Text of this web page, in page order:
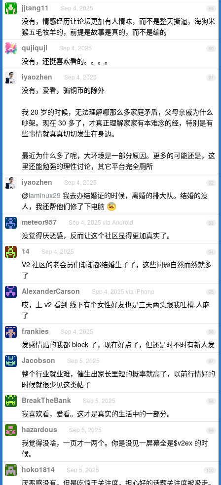
89
jjtang11 Sep 4, 2025
没有，情感经历让论坛更加有人情味，而不是整天撕逼，海狗米
猴五毛牧羊的，前提是故事是真的，而不是编的
90
qujiqujl Sep 4, 2025
没有，还挺喜欢看的。。。。
91
iyaozhen Sep 4, 2025
没有，爱看，骗铜币的除外
我 20 岁的时候，无法理解哪那么多家庭矛盾，父母亲戚为什么
吵架。现在 30 多了，才真正理解家家有本难念的经，特别是有
些事情就真真切切发生在身边。
最近为什么多了呢，大环境是一部分原因。更多的可能还是，这
里还能勉强的理性讨论，其它平台完全厕所
92
iyaozhen Sep 4, 2025
@laminux29 我去办结婚证的时候，离婚的排大队。结婚的没
人，我还帮他们修了下电脑
93
meteor957 Sep 4, 2025 via Android
没觉得厌恶感，反而让这个社区显得更加真实了。
94
14 Sep 4, 2025
V2 社区的老会员们渐渐都结婚生子了，这些问题自然而然就多
了
95
AlexanderCarson Sep 4, 2025 via iPhone
哎，上 v2 看到 线下有个女性好友也是三天两头跟我吐槽.人麻
了
96
frankies Sep 4, 2025
发感情贴的我都 block 了，现在好点了，但还是时不时有新人发
97
Jacobson Sep 5, 2025
整个行业就业难，催生出家长里短的概率就高了，以前行情好的
时候就很少见这类帖子
98
BreakTheBank Sep 5, 2025
我喜欢看，爱看。这才是真实的生活中的一部分。
99
hazardous Sep 5, 2025
我觉得没啥，一页才一两个。你是没见一屏幕全是$v2ex 的时
候。
100
hoko1814 Sep 5, 2025
厌恶感没有，但是吃惊于关注度，担心好的话题关注度被吸走。